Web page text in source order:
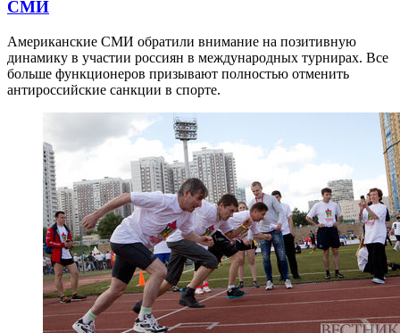
СМИ
Американские СМИ обратили внимание на позитивную
динамику в участии россиян в международных турнирах. Все
больше функционеров призывают полностью отменить
антироссийские санкции в спорте.